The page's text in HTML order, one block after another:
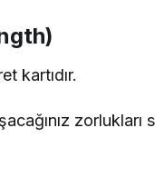
kartıdır.
zorlukları